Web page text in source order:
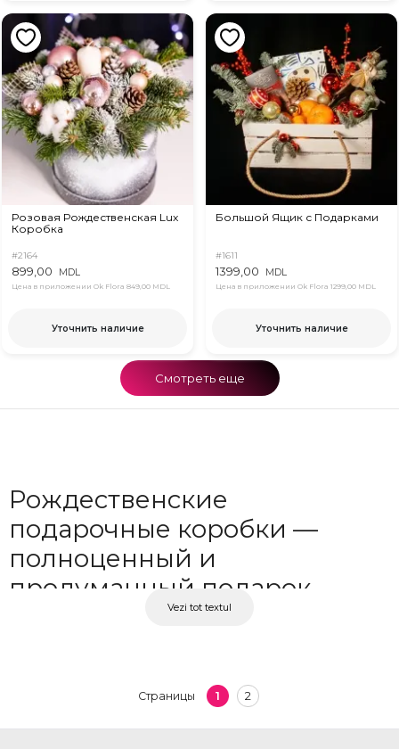
Розовая Рождественская Lux
Коробка
#2164
899,00 MDL
Цена в приложении Ok Flora 849,00 MDL
Уточнить наличие
Большой Ящик с Подарками
#1611
1399,00 MDL
Цена в приложении Ok Flora 1299,00 MDL
Уточнить наличие
Смотреть еще
Рождественские
подарочные коробки —
полноценный и
продуманный подарок
собранные в аккуратно оформленной коробке — создают подарок, который
Vezi tot textul
Страницы 1 2